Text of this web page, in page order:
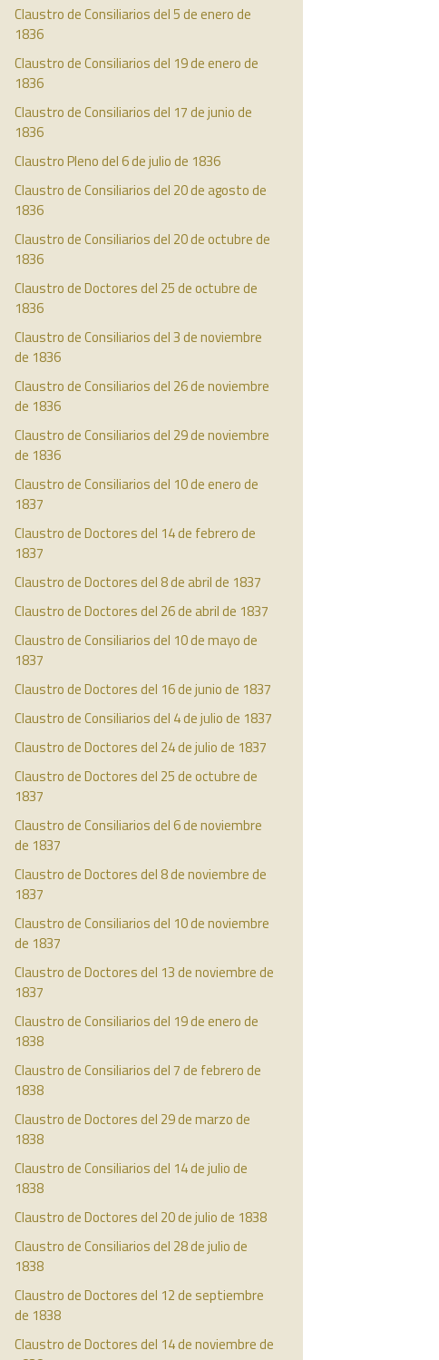
Claustro de Consiliarios del 5 de enero de
1836
Claustro de Consiliarios del 19 de enero de
1836
Claustro de Consiliarios del 17 de junio de
1836
Claustro Pleno del 6 de julio de 1836
Claustro de Consiliarios del 20 de agosto de
1836
Claustro de Consiliarios del 20 de octubre de
1836
Claustro de Doctores del 25 de octubre de
1836
Claustro de Consiliarios del 3 de noviembre
de 1836
Claustro de Consiliarios del 26 de noviembre
de 1836
Claustro de Consiliarios del 29 de noviembre
de 1836
Claustro de Consiliarios del 10 de enero de
1837
Claustro de Doctores del 14 de febrero de
1837
Claustro de Doctores del 8 de abril de 1837
Claustro de Doctores del 26 de abril de 1837
Claustro de Consiliarios del 10 de mayo de
1837
Claustro de Doctores del 16 de junio de 1837
Claustro de Consiliarios del 4 de julio de 1837
Claustro de Doctores del 24 de julio de 1837
Claustro de Doctores del 25 de octubre de
1837
Claustro de Consiliarios del 6 de noviembre
de 1837
Claustro de Doctores del 8 de noviembre de
1837
Claustro de Consiliarios del 10 de noviembre
de 1837
Claustro de Doctores del 13 de noviembre de
1837
Claustro de Consiliarios del 19 de enero de
1838
Claustro de Consiliarios del 7 de febrero de
1838
Claustro de Doctores del 29 de marzo de
1838
Claustro de Consiliarios del 14 de julio de
1838
Claustro de Doctores del 20 de julio de 1838
Claustro de Consiliarios del 28 de julio de
1838
Claustro de Doctores del 12 de septiembre
de 1838
Claustro de Doctores del 14 de noviembre de